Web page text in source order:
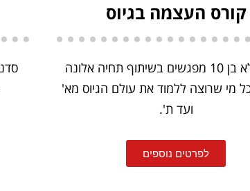
קורס העצמה בגיוס
קורס מלא בן 10 מפגשים בשיתוף תחיה אלונה
מי שרוצה ללמוד את עולם הגיוס מא'
ועד ת'.
לפרטים נוספים